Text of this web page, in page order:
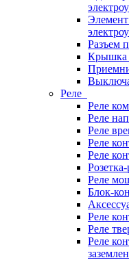
Разъем
Крышка
Реле
Реле
Реле
Реле
Реле
Реле
Реле
Блок-
Реле
Реле
Реле